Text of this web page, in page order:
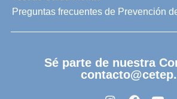
Preguntas frecuentes de Prevención
Sé parte de nuestra